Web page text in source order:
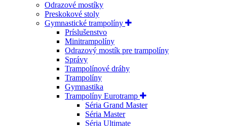
Odrazové mostíky
Preskokové stoly
Gymnastické trampolíny
Príslušenstvo
Minitrampolíny
Odrazový mostík pre trampolíny
Správy
Trampolínové dráhy
Trampolíny
Gymnastika
Trampolíny Eurotramp
Séria Grand Master
Séria Master
Séria Ultimate